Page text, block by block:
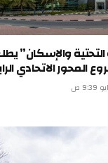
والإسكان” يطلع على
الاتحادي الرابع